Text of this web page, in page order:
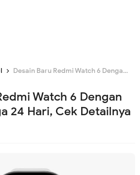
Desain Baru Redmi Watch 6 Dengan Baterai Hingga 24 Hari, Cek Detailnya di Sini!
Watch 6 Dengan
24 Hari, Cek Detailnya